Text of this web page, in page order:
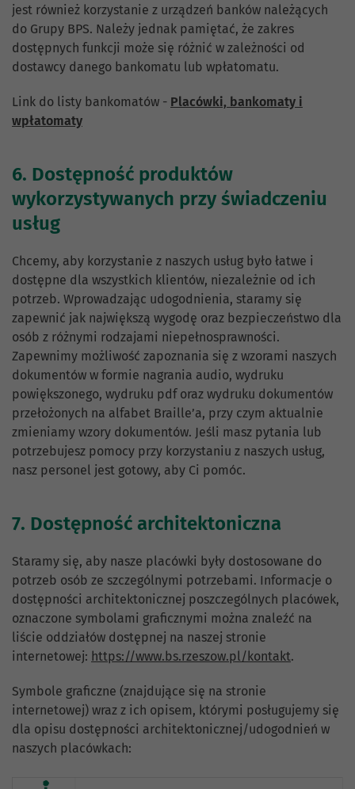
jest również korzystanie z urządzeń banków należących
do Grupy BPS. Należy jednak pamiętać, że zakres
dostępnych funkcji może się różnić w zależności od
dostawcy danego bankomatu lub wpłatomatu.
Link do listy bankomatów - Placówki, bankomaty i
wpłatomaty
6. Dostępność produktów
wykorzystywanych przy świadczeniu
usług
Chcemy, aby korzystanie z naszych usług było łatwe i
dostępne dla wszystkich klientów, niezależnie od ich
potrzeb. Wprowadzając udogodnienia, staramy się
zapewnić jak największą wygodę oraz bezpieczeństwo dla
osób z różnymi rodzajami niepełnosprawności.
Zapewnimy możliwość zapoznania się z wzorami naszych
dokumentów w formie nagrania audio, wydruku
powiększonego, wydruku pdf oraz wydruku dokumentów
przełożonych na alfabet Braille’a, przy czym aktualnie
zmieniamy wzory dokumentów. Jeśli masz pytania lub
potrzebujesz pomocy przy korzystaniu z naszych usług,
nasz personel jest gotowy, aby Ci pomóc.
7. Dostępność architektoniczna
Staramy się, aby nasze placówki były dostosowane do
potrzeb osób ze szczególnymi potrzebami. Informacje o
dostępności architektonicznej poszczególnych placówek,
oznaczone symbolami graficznymi można znaleźć na
liście oddziałów dostępnej na naszej stronie
internetowej: https://www.bs.rzeszow.pl/kontakt.
Symbole graficzne (znajdujące się na stronie
internetowej) wraz z ich opisem, którymi posługujemy się
dla opisu dostępności architektonicznej/udogodnień w
naszych placówkach: